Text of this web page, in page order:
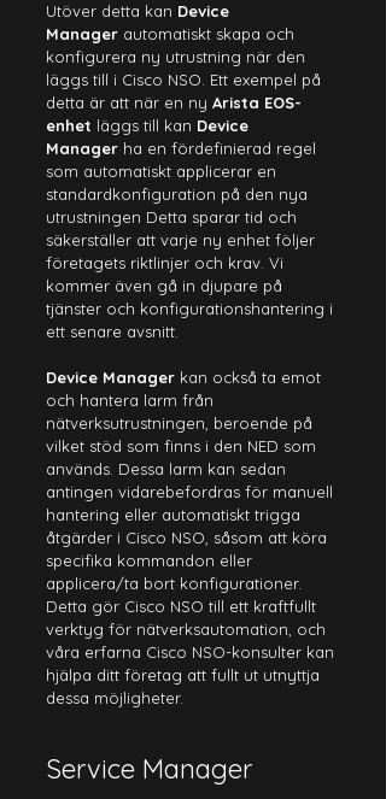
Utöver detta kan Device
Manager automatiskt skapa och
konfigurera ny utrustning när den
läggs till i Cisco NSO. Ett exempel på
detta är att när en ny Arista EOS-
enhet läggs till kan Device
Manager ha en fördefinierad regel
som automatiskt applicerar en
standardkonfiguration på den nya
utrustningen Detta sparar tid och
säkerställer att varje ny enhet följer
företagets riktlinjer och krav. Vi
kommer även gå in djupare på
tjänster och konfigurationshantering i
ett senare avsnitt.
Device Manager kan också ta emot
och hantera larm från
nätverksutrustningen, beroende på
vilket stöd som finns i den NED som
används. Dessa larm kan sedan
antingen vidarebefordras för manuell
hantering eller automatiskt trigga
åtgärder i Cisco NSO, såsom att köra
specifika kommandon eller
applicera/ta bort konfigurationer.
Detta gör Cisco NSO till ett kraftfullt
verktyg för nätverksautomation, och
våra erfarna Cisco NSO-konsulter kan
hjälpa ditt företag att fullt ut utnyttja
dessa möjligheter.
Service Manager